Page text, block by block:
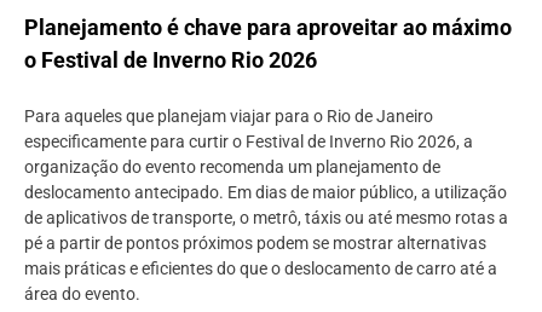
Planejamento é chave para aproveitar ao máximo
o Festival de Inverno Rio 2026
Para aqueles que planejam viajar para o Rio de Janeiro
especificamente para curtir o Festival de Inverno Rio 2026, a
organização do evento recomenda um planejamento de
deslocamento antecipado. Em dias de maior público, a utilização
de aplicativos de transporte, o metrô, táxis ou até mesmo rotas a
pé a partir de pontos próximos podem se mostrar alternativas
mais práticas e eficientes do que o deslocamento de carro até a
área do evento.